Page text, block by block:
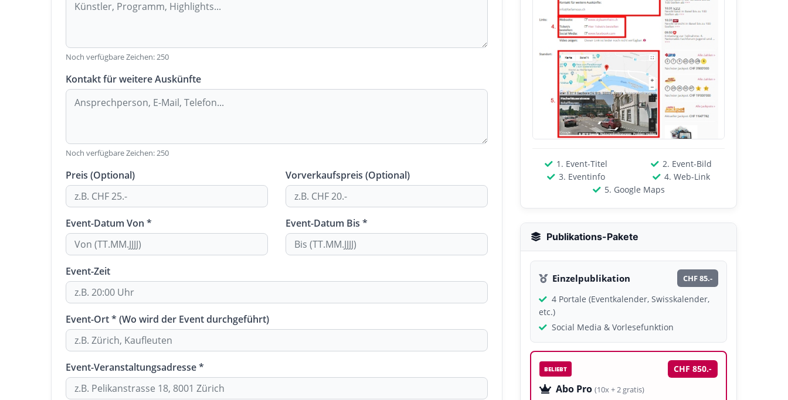
Noch verfügbare Zeichen:250
Kontakt für weitere Auskünfte
Noch verfügbare Zeichen:250
Preis (Optional) Vorverkaufspreis (Optional)
Event-Datum Von * Event-Datum Bis *
Event-Zeit
Event-Ort * (Wo wird der Event durchgeführt)
Event-Veranstaltungsadresse *
1. Event-Titel
2. Event-Bild
3. Eventinfo
4. Web-Link
5. Google Maps
Publikations-Pakete
Einzelpublikation CHF 85.-
4 Portale (Eventkalender, Swisskalender,
etc.)
Social Media & Vorlesefunktion
BELIEBT CHF 850.-
Abo Pro (10x + 2 gratis)